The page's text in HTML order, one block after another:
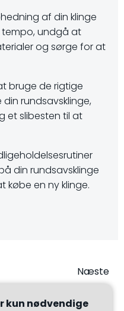
af din klinge
undgå at
og sørge for at
bruge de rigtige
rundsavsklinge,
et slibesten til at
din rundsavsklinge
en ny klinge.
Næste
kun nødvendige